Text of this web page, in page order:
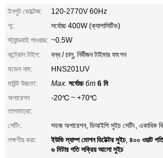
ইনপুট ভোল্টেজ:
120-2770V 60Hz
গ্ম:
সর্বোচ্চ 400W (ক্যাপাসিটিভ)
স্ট্যান্ডবাই পাওয়ার: ~0.5W
কন্ট্রোল টাইপ:
বন্ধ / চালু, নির্বীজন টাইমার ফাংশন
মডেল নাম:
HNS201UV
মাউন্ট উচ্চতা:
Max. সর্বোচ্চ 6m 6 মি
অপারেশন
তাপমাত্রা:
-20℃ ~ +70℃
সেটিং:
সহজ অপারেশন, ডিআইপি সুইচ সেটিং, একাধিক
লক্ষণীয় করা:
ইউভি ল্যাম্প মোশন ডিটেক্টর সুইচ, ৪০০ ওয়াট
৬ মিটার গতি সক্রিয় আলো সুইচ